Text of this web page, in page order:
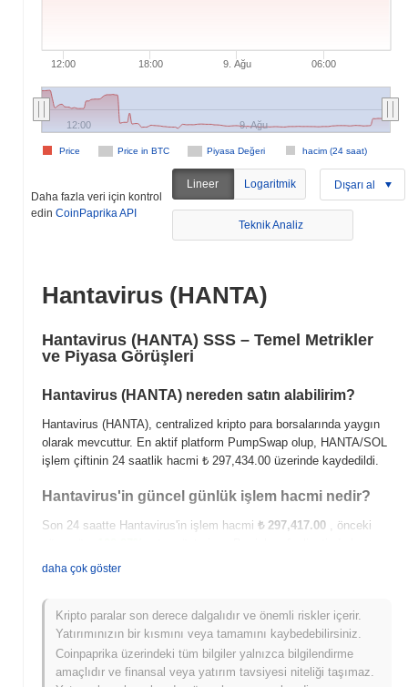
12:00 18:00 9. Ağu 06:00
Price in BTC Piyasa Değeri hacim (24 saat)
Price
12:00 9. Ağu
Daha fazla veri için kontrol
edin CoinPaprika API
Lineer Logaritmik Dışarı al
Teknik Analiz
Hantavirus (HANTA)
Hantavirus (HANTA) SSS – Temel Metrikler
ve Piyasa Görüşleri
Hantavirus (HANTA) nereden satın alabilirim?
Hantavirus (HANTA), centralized kripto para borsalarında yaygın
olarak mevcuttur. En aktif platform PumpSwap olup, HANTA/SOL
işlem çiftinin 24 saatlik hacmi ₺ 297,434.00 üzerinde kaydedildi.
Hantavirus'in güncel günlük işlem hacmi nedir?
Son 24 saatte Hantavirus'in işlem hacmi ₺ 297,417.00 , önceki
vadeli bir artışı göstermektedir.
Hantavirus'in fiyat aralığı geçmişi nedir?
Tüm Zamanların En Yüksek Değeri (ATH):
₺ 0.313362
Tüm Zamanların En Düşük Değeri (ATL):
Hantavirus şu anda ATH'sinin~98.63% altında işlem görüyor .
daha çok göster
Kripto paralar son derece dalgalıdır ve önemli riskler içerir.
Yatırımınızın bir kısmını veya tamamını kaybedebilirsiniz.
Coinpaprika üzerindeki tüm bilgiler yalnızca bilgilendirme
amaçlıdır ve finansal veya yatırım tavsiyesi niteliği taşımaz.